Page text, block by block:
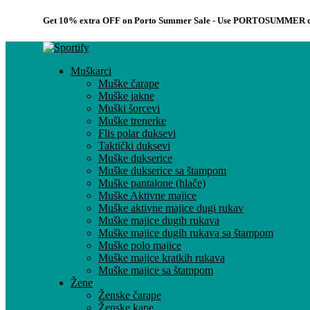
Get 10% extra OFF on Porto Summer Sale - Use PORTOSUMMER
Muškarci
Muške čarape
Muške jakne
Muški šorcevi
Muške trenerke
Flis polar duksevi
Taktički duksevi
Muške dukserice
Muške dukserice sa štampom
Muške pantalone (hlače)
Muške Aktivne majice
Muške aktivne majice dugi rukav
Muške majice dugih rukava
Muške majice dugih rukava sa štampom
Muške polo majice
Muške majice kratkih rukava
Muške majice sa štampom
Žene
Ženske čarape